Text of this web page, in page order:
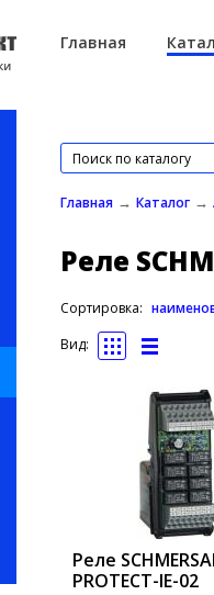
Главная
Главная → Каталог →
Реле
Сортировка:
Вид:
Реле
PROTECT-IE-02